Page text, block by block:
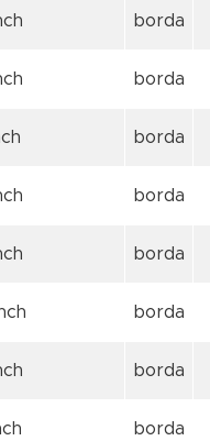
borda
borda
borda
borda
borda
borda
borda
borda